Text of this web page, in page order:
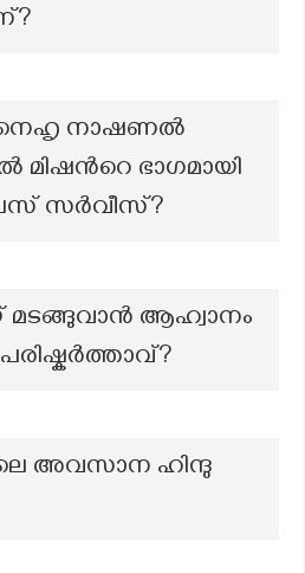
നാഷണൽ
ഭാഗമായി
സർവീസ്?
മടങ്ങുവാൻ ആഹ്വാനം
അവസാന ഹിന്ദു